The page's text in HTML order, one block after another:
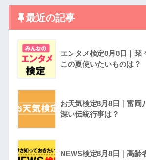
最近の記事
エンタメ検定8月8日｜菜
この夏使いたいものは？
お天気検定8月8日｜富岡
深い伝統行事は？
NEWS検定8月8日｜高齢